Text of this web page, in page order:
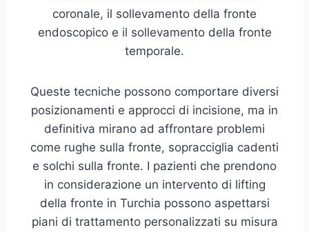
coronale, il sollevamento della fronte
endoscopico e il sollevamento della fronte
temporale.
Queste tecniche possono comportare diversi
posizionamenti e approcci di incisione, ma in
definitiva mirano ad affrontare problemi
come rughe sulla fronte, sopracciglia cadenti
e solchi sulla fronte. I pazienti che prendono
in considerazione un intervento di lifting
della fronte in Turchia possono aspettarsi
piani di trattamento personalizzati su misura